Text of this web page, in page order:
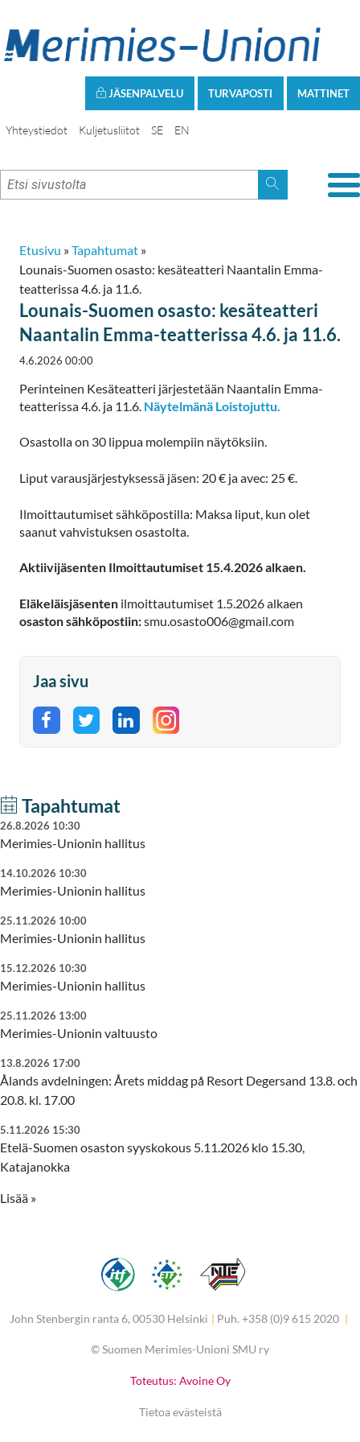
MATTINET
TURVAPOSTI
JÄSENPALVELU
Yhteystiedot Kuljetusliitot SE EN
Etusivu »Tapahtumat »
Lounais-Suomen osasto: kesäteatteri Naantalin Emma-
teatterissa 4.6. ja 11.6.
Lounais-Suomen osasto: kesäteatteri
Naantalin Emma-teatterissa 4.6. ja 11.6.
4.6.2026 00:00
Perinteinen Kesäteatteri järjestetään Naantalin Emma-
teatterissa 4.6. ja 11.6. Näytelmänä Loistojuttu.
Osastolla on 30 lippua molempiin näytöksiin.
Liput varausjärjestyksessä jäsen: 20 € ja avec: 25 €.
Ilmoittautumiset sähköpostilla: Maksa liput, kun olet
saanut vahvistuksen osastolta.
Aktiivijäsenten Ilmoittautumiset 15.4.2026 alkaen.
Eläkeläisjäsenten ilmoittautumiset 1.5.2026 alkaen
osaston sähköpostiin:smu.osasto006@gmail.com
Jaa sivu
Jaa Facebookissa
Jaa Twitterissä
Jaa LinkedInissä
Tapahtumat
26.8.2026 10:30
Merimies-Unionin hallitus
14.10.2026 10:30
Merimies-Unionin hallitus
25.11.2026 10:00
Merimies-Unionin hallitus
15.12.2026 10:30
Merimies-Unionin hallitus
25.11.2026 13:00
Merimies-Unionin valtuusto
13.8.2026 17:00
Ålands avdelningen: Årets middag på Resort Degersand 13.8. och
20.8. kl. 17.00
5.11.2026 15:30
Etelä-Suomen osaston syyskokous 5.11.2026 klo 15.30,
Katajanokka
Lisää »
John Stenbergin ranta 6, 00530 Helsinki | Puh. +358 (0)9 615 2020 |
©Suomen Merimies-Unioni SMU ry
Toteutus: Avoine Oy
Tietoa evästeistä